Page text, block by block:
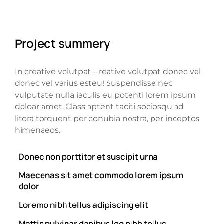
Project summery
In creative volutpat – reative volutpat donec vel
donec vel varius esteu! Suspendisse nec
vulputate nulla iaculis eu potenti lorem ipsum
doloar amet. Class aptent taciti sociosqu ad
litora torquent per conubia nostra, per inceptos
himenaeos.
Donec non porttitor et suscipit urna
Maecenas sit amet commodo lorem ipsum
dolor
Loremo nibh tellus adipiscing elit